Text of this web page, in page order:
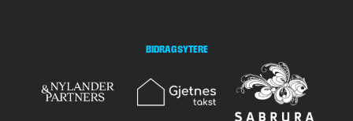
BIDRAGSYTERE